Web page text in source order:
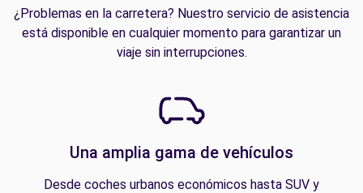
¿Problemas en la carretera? Nuestro servicio de asistencia
está disponible en cualquier momento para garantizar un
viaje sin interrupciones.
Una amplia gama de vehículos
Desde coches urbanos económicos hasta SUV y